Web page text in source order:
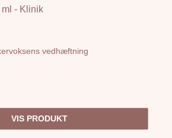
- Klinik
vedhæftning
VIS PRODUKT